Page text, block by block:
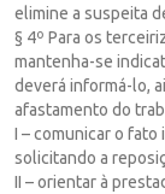
elimine a suspeita
§ 4º Para os
mantenha-se
deverá informá-lo,
afastamento do
I – comunicar o
solicitando a
II – orientar à